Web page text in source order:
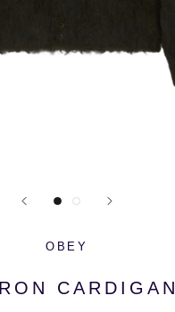
OBEY
CARDIGAN